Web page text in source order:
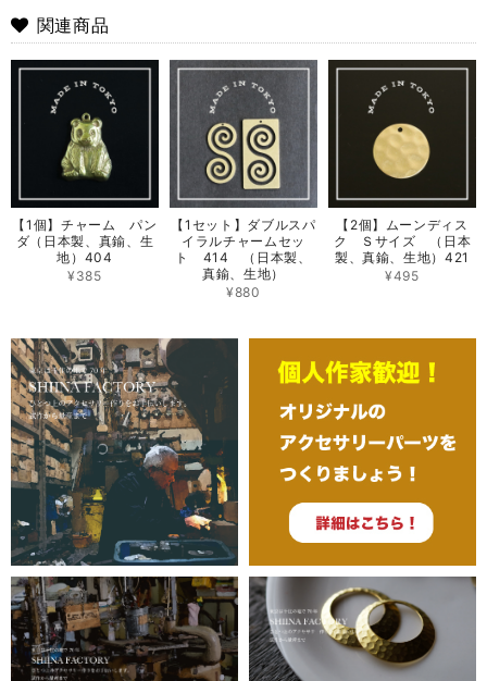
関連商品
【1個】チャーム パン
ダ（日本製、真鍮、生
地）404
¥385
【1セット】ダブルスパ
イラルチャームセッ
ト 414 （日本製、
真鍮、生地）
¥880
【2個】ムーンディス
ク Ｓサイズ （日本
製、真鍮、生地）421
¥495